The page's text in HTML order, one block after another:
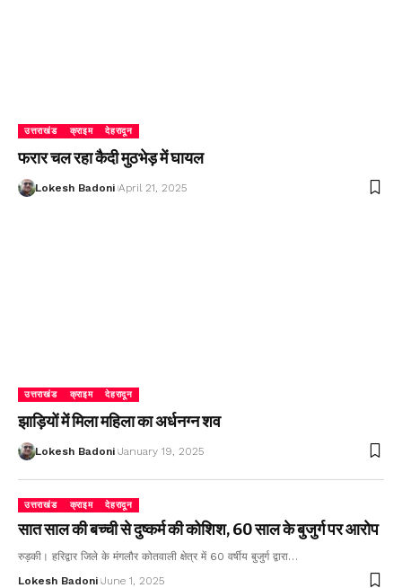
उत्तराखंड क्राइम देहरादून
फरार चल रहा कैदी मुठभेड़ में घायल
Lokesh Badoni April 21, 2025
उत्तराखंड क्राइम देहरादून
झाड़ियों में मिला महिला का अर्धनग्न शव
Lokesh Badoni January 19, 2025
उत्तराखंड क्राइम देहरादून
सात साल की बच्ची से दुष्कर्म की कोशिश, 60 साल के बुजुर्ग पर आरोप
रुड़की। हरिद्वार जिले के मंगलौर कोतवाली क्षेत्र में 60 वर्षीय बुजुर्ग द्वारा…
Lokesh Badoni June 1, 2025